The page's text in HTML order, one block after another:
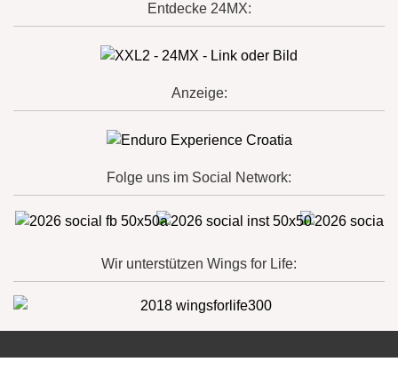
Entdecke 24MX:
Anzeige:
Folge uns im Social Network:
Wir unterstützen Wings for Life: